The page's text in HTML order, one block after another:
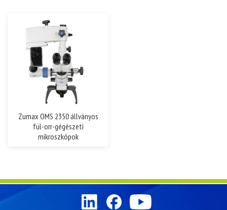
Zumax OMS 2350 állványos
fül-orr-gégészeti
mikroszkópok